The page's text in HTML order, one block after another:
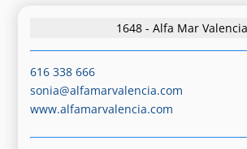
1648 - Alfa Mar Valencia
616 338 666
sonia@alfamarvalencia.com
www.alfamarvalencia.com